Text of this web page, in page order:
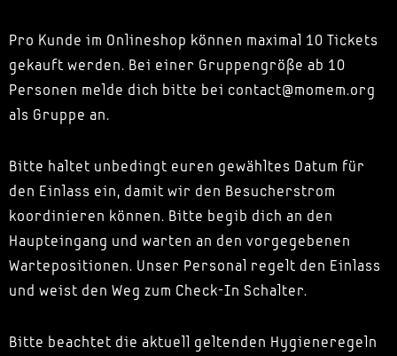
Pro Kunde im Onlineshop können maximal 10 Tickets
gekauft werden. Bei einer Gruppengröße ab 10
Personen melde dich bitte bei contact@momem.org
als Gruppe an.
Bitte haltet unbedingt euren gewähltes Datum für
den Einlass ein, damit wir den Besucherstrom
koordinieren können. Bitte begib dich an den
Haupteingang und warten an den vorgegebenen
Wartepositionen. Unser Personal regelt den Einlass
und weist den Weg zum Check-In Schalter.
Bitte beachtet die aktuell geltenden Hygieneregeln